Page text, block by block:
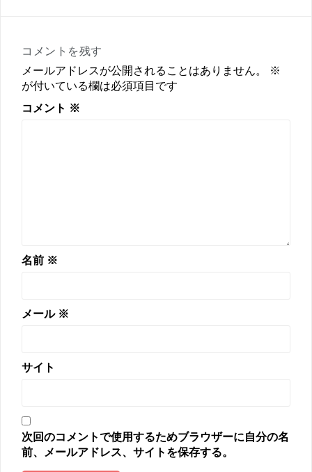
ー
シ
ョ
ン
コメントを残す
メールアドレスが公開されることはありません。
※
が付いている欄は必須項目です
コメント ※
名前 ※
メール ※
サイト
次回のコメントで使用するためブラウザーに自分の名
前、メールアドレス、サイトを保存する。